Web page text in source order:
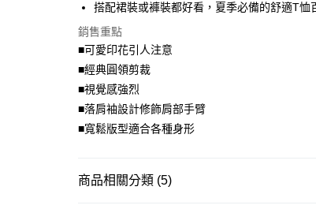
全盈+PAY
大哥付你分期
相關說明
【大哥付你分期使用說明】
1.本服務由台灣大哥大提供，台灣大哥大用戶可立即使
2.付款方式選擇「大哥付你分期」，訂單成立後會自動
流程，驗證手機門號後，選擇欲分期的期數、繳款截止
完成交易。
消。如遇「轉專審核」未通過狀況，表示未達大哥付你
無法說明評估內容。
AFTEE先享後付
相關說明
AFTEE先享後付是「在收到商品之後才付款」的支付方
２．便利：只要手機號碼，簡訊認證，即可結帳。
３．安心：先確認商品／服務後，再付款。
ATM付款
運送方式
搭配裙裝或褲裝都好看，夏季必備的舒適T恤
銷售重點
■可愛印花引人注意
■經典圓領剪裁
■視覺感強烈
■落肩袖設計修飾肩部手臂
■寬鬆版型適合各種身形
商品相關分類 (5)